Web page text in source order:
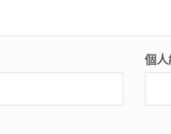
個人